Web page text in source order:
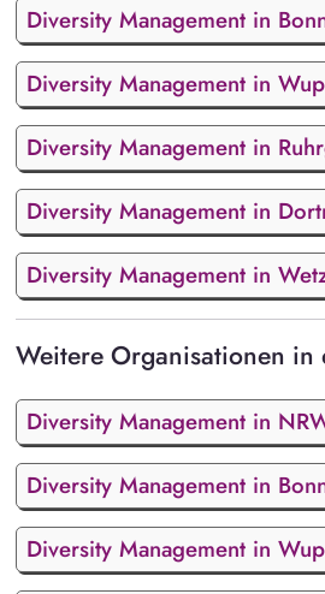
Diversity Management in
Diversity Management in
Diversity Management in
Diversity Management in
Diversity Management in
Weitere Organisationen in
Diversity Management in
Diversity Management in
Diversity Management in